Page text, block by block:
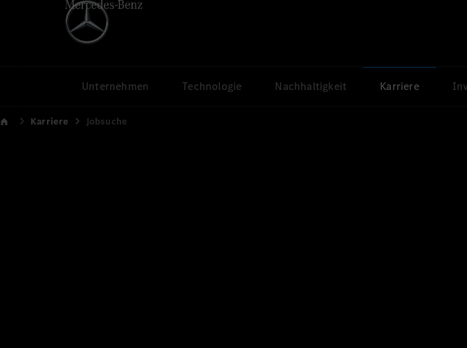
Unternehmen Technologie Nachhaltigkeit Karriere
Karriere Jobsuche